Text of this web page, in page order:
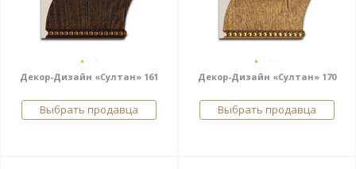
Декор-Дизайн «Султан» 161
Выбрать продавца
Декор-Дизайн «Султан» 170
Выбрать продавца